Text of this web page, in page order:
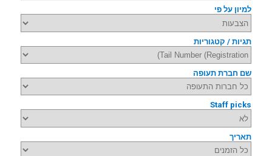
למיון על פי
תגיות / קטגוריות
שם חברת תעופה
Staff picks
תאריך